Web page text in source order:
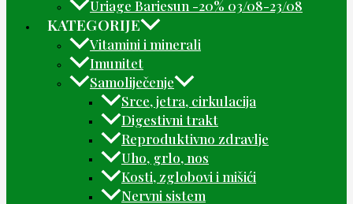
Uriage Bariesun -20% 03/08-23/08
KATEGORIJE
Vitamini i minerali
Imunitet
Samoliječenje
Srce, jetra, cirkulacija
Digestivni trakt
Reproduktivno zdravlje
Uho, grlo, nos
Kosti, zglobovi i mišići
Nervni sistem